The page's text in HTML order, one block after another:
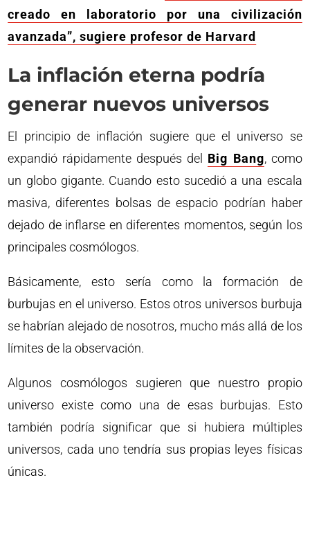
creado en laboratorio por una civilización
avanzada”, sugiere profesor de Harvard
La inflación eterna podría
generar nuevos universos
El principio de inflación sugiere que el universo se
expandió rápidamente después del Big Bang, como
un globo gigante. Cuando esto sucedió a una escala
masiva, diferentes bolsas de espacio podrían haber
dejado de inflarse en diferentes momentos, según los
principales cosmólogos.
Básicamente, esto sería como la formación de
burbujas en el universo. Estos otros universos burbuja
se habrían alejado de nosotros, mucho más allá de los
límites de la observación.
Algunos cosmólogos sugieren que nuestro propio
universo existe como una de esas burbujas. Esto
también podría significar que si hubiera múltiples
universos, cada uno tendría sus propias leyes físicas
únicas.